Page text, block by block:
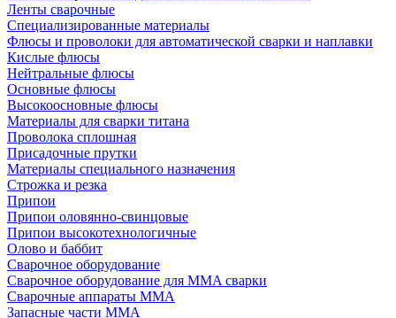
Ленты сварочные
Специализированные материалы
Флюсы и проволоки для автоматической сварки и наплавки
Кислые флюсы
Нейтральные флюсы
Основные флюсы
Высокоосновные флюсы
Материалы для сварки титана
Проволока сплошная
Присадочные прутки
Материалы специального назначения
Строжка и резка
Припои
Припои оловянно-свинцовые
Припои высокотехнологичные
Олово и баббит
Сварочное оборудование
Сварочное оборудование для MMA сварки
Сварочные аппараты MMA
Запасные части MMA